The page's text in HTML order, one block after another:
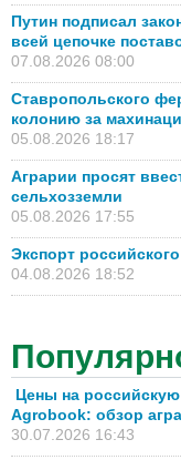
Путин подписал
всей цепочке
07.08.2026 08:00
Ставропольского
колонию за
05.08.2026 18:17
Аграрии просят
сельхозземли
05.08.2026 17:55
Экспорт
04.08.2026 18:52
Цены на российскую
Agrobook: обзор
30.07.2026 16:43